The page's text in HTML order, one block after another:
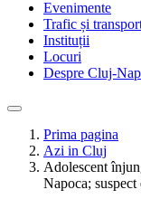
Evenimente
Trafic și
Instituții
Locuri
Despre Cluj-
Prima pagina
Azi in Cluj
Adolescent
Napoca;